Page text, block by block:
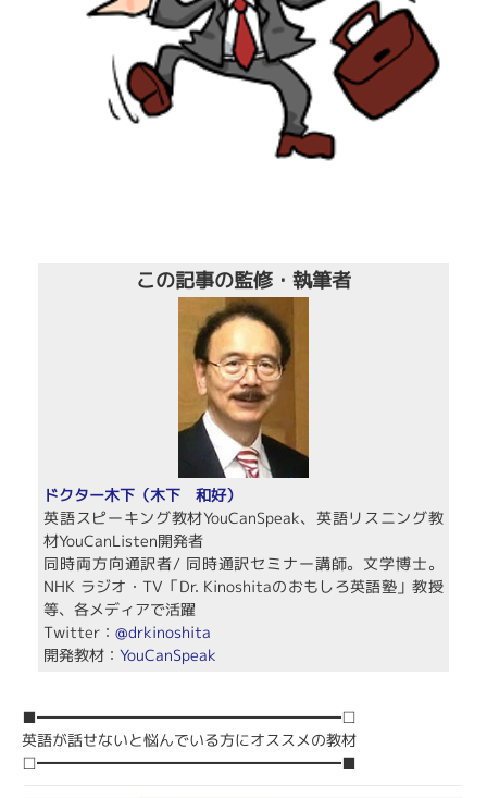
この記事の監修・執筆者
ドクター木下（木下 和好）
英語スピーキング教材YouCanSpeak、英語リスニング教
材YouCanListen開発者
同時両方向通訳者/ 同時通訳セミナー講師。文学博士。
NHK ラジオ・TV「Dr. Kinoshitaのおもしろ英語塾」教授
等、各メディアで活躍
Twitter：@drkinoshita
開発教材：YouCanSpeak
■━━━━━━━━━━━━━━━━━━━━□
英語が話せないと悩んでいる方にオススメの教材
□━━━━━━━━━━━━━━━━━━━━■